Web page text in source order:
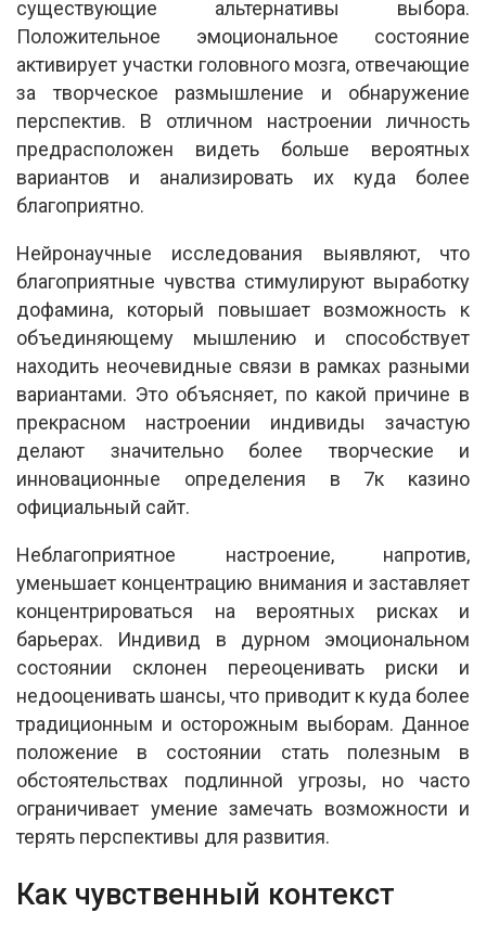
существующие альтернативы выбора.
Положительное эмоциональное состояние
активирует участки головного мозга, отвечающие
за творческое размышление и обнаружение
перспектив. В отличном настроении личность
предрасположен видеть больше вероятных
вариантов и анализировать их куда более
благоприятно.
Нейронаучные исследования выявляют, что
благоприятные чувства стимулируют выработку
дофамина, который повышает возможность к
объединяющему мышлению и способствует
находить неочевидные связи в рамках разными
вариантами. Это объясняет, по какой причине в
прекрасном настроении индивиды зачастую
делают значительно более творческие и
инновационные определения в 7к казино
официальный сайт.
Неблагоприятное настроение, напротив,
уменьшает концентрацию внимания и заставляет
концентрироваться на вероятных рисках и
барьерах. Индивид в дурном эмоциональном
состоянии склонен переоценивать риски и
недооценивать шансы, что приводит к куда более
традиционным и осторожным выборам. Данное
положение в состоянии стать полезным в
обстоятельствах подлинной угрозы, но часто
ограничивает умение замечать возможности и
терять перспективы для развития.
Как чувственный контекст